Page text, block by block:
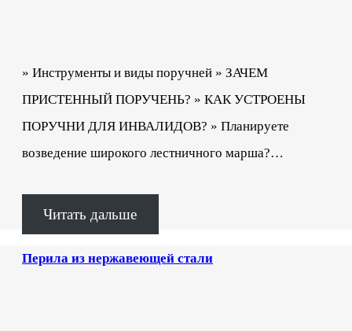
» Инструменты и виды поручней » ЗАЧЕМ
ПРИСТЕННЫЙ ПОРУЧЕНЬ? » КАК УСТРОЕНЫ
ПОРУЧНИ ДЛЯ ИНВАЛИДОВ? » Планируете
возведение широкого лестничного марша?…
Читать дальше
Перила из нержавеющей стали